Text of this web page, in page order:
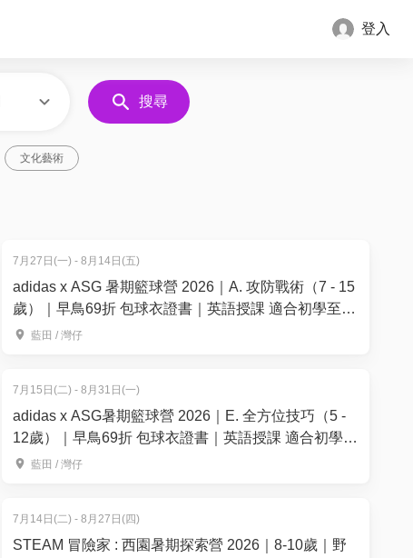
登入
搜尋
文化藝術
7月27日(一) - 8月14日(五)
adidas x ASG 暑期籃球營 2026｜A. 攻防戰術（7 - 15
歲）｜早鳥69折 包球衣證書｜英語授課 適合初學至6
個月籃球經驗的學員｜藍⽥、灣仔【用推廣碼減高達
藍田 / 灣仔
7月15日(二) - 8月31日(一)
adidas x ASG暑期籃球營 2026｜E. 全方位技巧（5 -
12歲）｜早鳥69折 包球衣證書｜英語授課 適合初學至
6個月籃球經驗的學員｜藍田、灣仔【用推廣碼減高達
藍田 / 灣仔
7月14日(二) - 8月27日(四)
STEAM 冒險家 : 西園暑期探索營 2026｜8-10歲｜野